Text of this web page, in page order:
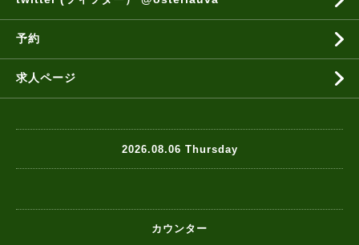
予約
求人ページ
2026.08.06 Thursday
カウンター